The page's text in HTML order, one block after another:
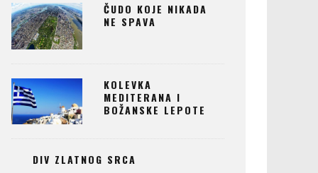
ČUDO KOJE NIKADA
NE SPAVA
KOLEVKA
MEDITERANA I
BOŽANSKE LEPOTE
DIV ZLATNOG SRCA